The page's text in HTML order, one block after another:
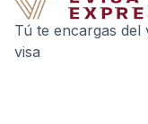
Tú te encargas del
visa